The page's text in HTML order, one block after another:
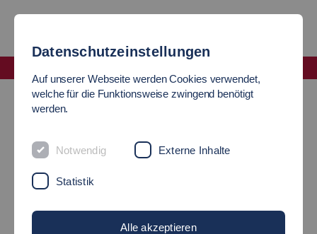
Bekannte Absolventen
BEKANNTE ABSOLVENTEN
Viele Absolventen der Fakultät Maschinenbau haben Karriere
als Hochschullehrer, Politiker oder als selbstständiger
Datenschutzeinstellungen
Auf unserer Webseite werden Cookies verwendet,
welche für die Funktionsweise zwingend benötigt
werden.
Notwendig Externe Inhalte
Statistik
Alle akzeptieren